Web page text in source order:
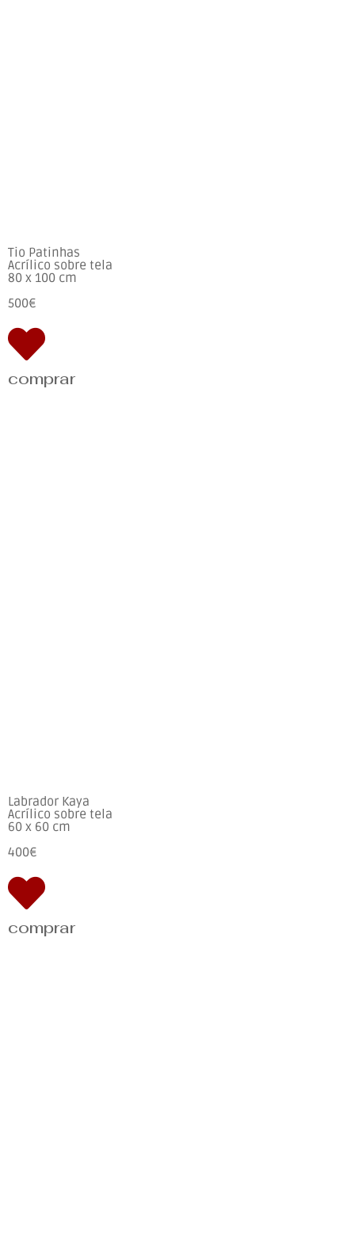
Tio Patinhas
Acrílico sobre tela
80 x 100 cm
500€
comprar
Labrador Kaya
Acrílico sobre tela
60 x 60 cm
400€
comprar